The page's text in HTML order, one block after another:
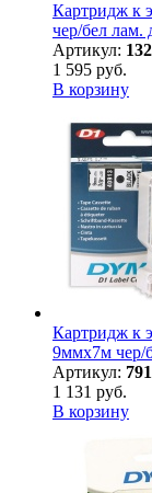
Картридж к
чер/бел лам.
Артикул:
1 595 руб.
В корзину
Картридж к
9ммх7м чер/
Артикул:
1 131 руб.
В корзину